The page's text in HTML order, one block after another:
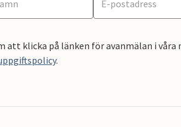
att klicka på länken för avanmälan i
.